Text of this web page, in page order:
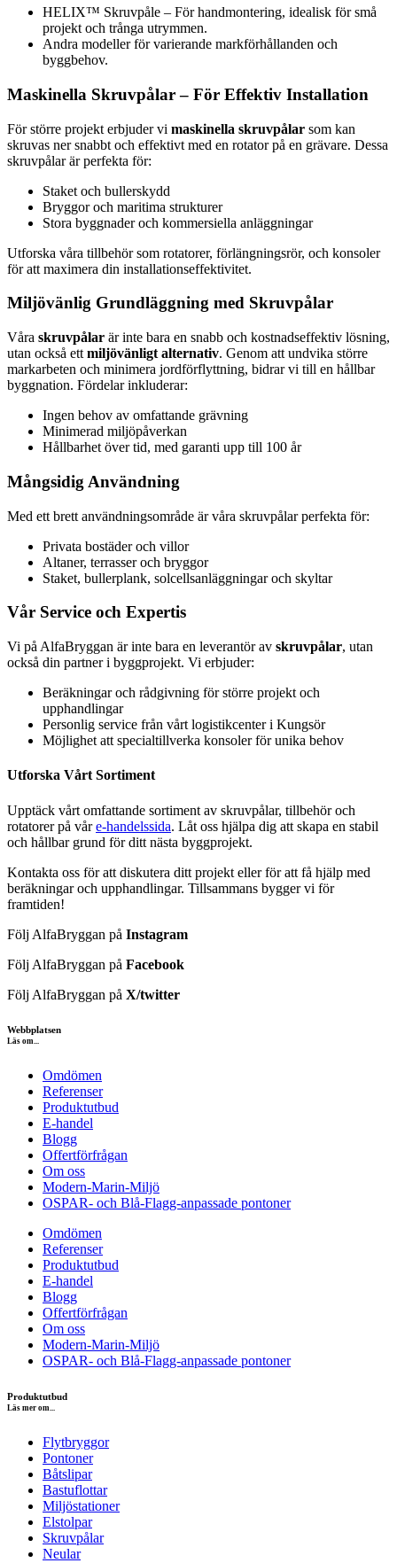
HELIX™ Skruvpåle – För handmontering, idealisk för små
projekt och trånga utrymmen.
Andra modeller för varierande markförhållanden och
byggbehov.
Maskinella Skruvpålar – För Effektiv Installation
För större projekt erbjuder vi maskinella skruvpålar som kan
skruvas ner snabbt och effektivt med en rotator på en grävare. Dessa
skruvpålar är perfekta för:
Staket och bullerskydd
Bryggor och maritima strukturer
Stora byggnader och kommersiella anläggningar
Utforska våra tillbehör som rotatorer, förlängningsrör, och konsoler
för att maximera din installationseffektivitet.
Miljövänlig Grundläggning med Skruvpålar
Våra skruvpålar är inte bara en snabb och kostnadseffektiv lösning,
utan också ett miljövänligt alternativ. Genom att undvika större
markarbeten och minimera jordförflyttning, bidrar vi till en hållbar
byggnation. Fördelar inkluderar:
Ingen behov av omfattande grävning
Minimerad miljöpåverkan
Hållbarhet över tid, med garanti upp till 100 år
Mångsidig Användning
Med ett brett användningsområde är våra skruvpålar perfekta för:
Privata bostäder och villor
Altaner, terrasser och bryggor
Staket, bullerplank, solcellsanläggningar och skyltar
Vår Service och Expertis
Vi på AlfaBryggan är inte bara en leverantör av skruvpålar, utan
också din partner i byggprojekt. Vi erbjuder:
Beräkningar och rådgivning för större projekt och
upphandlingar
Personlig service från vårt logistikcenter i Kungsör
Möjlighet att specialtillverka konsoler för unika behov
Utforska Vårt Sortiment
Upptäck vårt omfattande sortiment av skruvpålar, tillbehör och
rotatorer på våre-handelssida. Låt oss hjälpa dig att skapa en stabil
och hållbar grund för ditt nästa byggprojekt.
Kontakta oss för att diskutera ditt projekt eller för att få hjälp med
beräkningar och upphandlingar. Tillsammans bygger vi för
framtiden!
Följ AlfaBryggan på Instagram
Följ AlfaBryggan på Facebook
Följ AlfaBryggan på X/twitter
Webbplatsen
Läs om...
Omdömen
Referenser
Produktutbud
E-handel
Blogg
Offertförfrågan
Om oss
Modern-Marin-Miljö
OSPAR- och Blå-Flagg-anpassade pontoner
Omdömen
Referenser
Produktutbud
E-handel
Blogg
Offertförfrågan
Om oss
Modern-Marin-Miljö
OSPAR- och Blå-Flagg-anpassade pontoner
Produktutbud
Läs mer om...
Flytbryggor
Pontoner
Båtslipar
Bastuflottar
Miljöstationer
Elstolpar
Skruvpålar
Neular